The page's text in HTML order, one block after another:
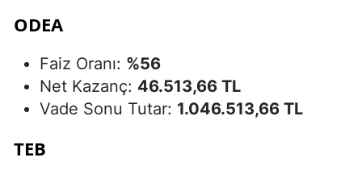
ODEA
Faiz Oranı: %56
Net Kazanç: 46.513,66 TL
Vade Sonu Tutar: 1.046.513,66 TL
TEB